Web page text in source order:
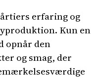
erfaring og
Kun en
opnår den
og smag, der